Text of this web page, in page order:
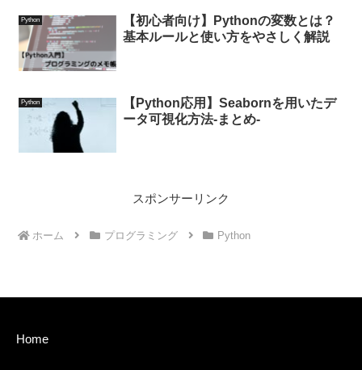
Python
【初心者向け】Pythonの変数とは？
基本ルールと使い方をやさしく解説
Python
【Python応用】Seabornを用いたデ
ータ可視化方法-まとめ-
スポンサーリンク
ホーム プログラミング Python
Home